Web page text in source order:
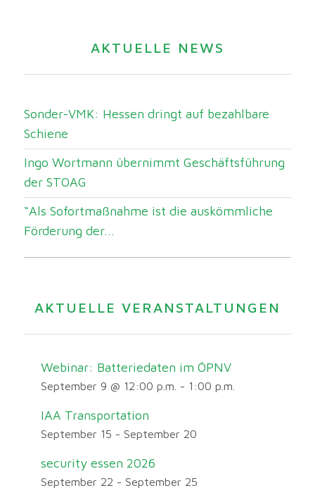
AKTUELLE NEWS
Sonder-VMK: Hessen dringt auf bezahlbare
Schiene
Ingo Wortmann übernimmt Geschäftsführung
der STOAG
“Als Sofortmaßnahme ist die auskömmliche
Förderung der...
AKTUELLE VERANSTALTUNGEN
Webinar: Batteriedaten im ÖPNV
September 9 @ 12:00 p.m. - 1:00 p.m.
IAA Transportation
September 15 - September 20
security essen 2026
September 22 - September 25